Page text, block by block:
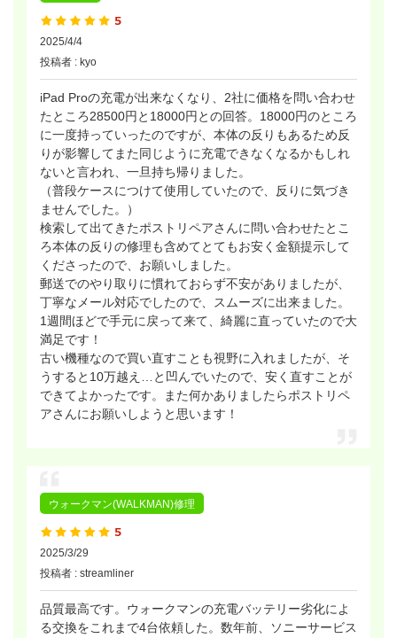
2025/4/4
投稿者 : kyo
iPad Proの充電が出来なくなり、2社に価格を問い合わせ
たところ28500円と18000円との回答。18000円のところ
に一度持っていったのですが、本体の反りもあるため反
りが影響してまた同じように充電できなくなるかもしれ
ないと言われ、一旦持ち帰りました。
（普段ケースにつけて使用していたので、反りに気づき
ませんでした。）
検索して出てきたポストリペアさんに問い合わせたとこ
ろ本体の反りの修理も含めてとてもお安く金額提示して
くださったので、お願いしました。
郵送でのやり取りに慣れておらず不安がありましたが、
丁寧なメール対応でしたので、スムーズに出来ました。
1週間ほどで手元に戻って来て、綺麗に直っていたので大
満足です！
古い機種なので買い直すことも視野に入れましたが、そ
うすると10万越え…と凹んでいたので、安く直すことが
できてよかったです。また何かありましたらポストリペ
アさんにお願いしようと思います！
ウォークマン(WALKMAN)修理
2025/3/29
投稿者 : streamliner
品質最高です。ウォークマンの充電バッテリー劣化によ
る交換をこれまで4台依頼した。数年前、ソニーサービス